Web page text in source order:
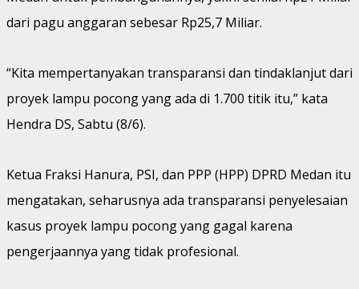
dari pagu anggaran sebesar Rp25,7 Miliar.
“Kita mempertanyakan transparansi dan tindaklanjut dari
proyek lampu pocong yang ada di 1.700 titik itu,” kata
Hendra DS, Sabtu (8/6).
Ketua Fraksi Hanura, PSI, dan PPP (HPP) DPRD Medan itu
mengatakan, seharusnya ada transparansi penyelesaian
kasus proyek lampu pocong yang gagal karena
pengerjaannya yang tidak profesional.